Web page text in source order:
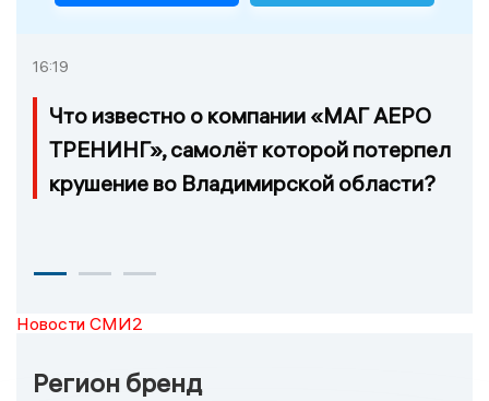
16:19
Что известно о компании «МАГ АЕРО
ТРЕНИНГ», самолёт которой потерпел
крушение во Владимирской области?
Новости СМИ2
Регион бренд